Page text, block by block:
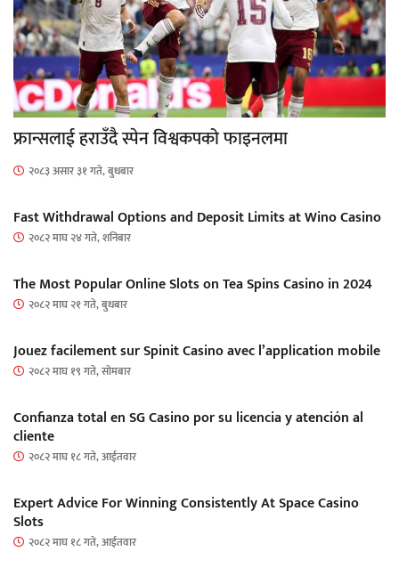
फ्रान्सलाई हराउँदै स्पेन विश्वकपको फाइनलमा
२०८३ असार ३१ गते, बुधबार
Fast Withdrawal Options and Deposit Limits at Wino Casino
२०८२ माघ २४ गते, शनिबार
The Most Popular Online Slots on Tea Spins Casino in 2024
२०८२ माघ २१ गते, बुधबार
Jouez facilement sur Spinit Casino avec l’application mobile
२०८२ माघ १९ गते, सोमबार
Confianza total en SG Casino por su licencia y atención al
cliente
२०८२ माघ १८ गते, आईतवार
Expert Advice For Winning Consistently At Space Casino
Slots
२०८२ माघ १८ गते, आईतवार